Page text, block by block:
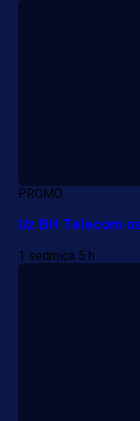
PROMO
Uz BH Telecom
1 sedmica 5 h